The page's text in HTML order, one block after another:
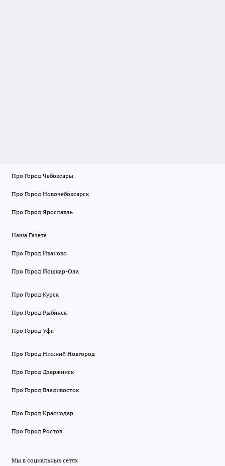
Про Город Чебоксары
Про Город Новочебоксарск
Про Город Ярославль
Наша Газета
Про Город Иваново
Про Город Йошкар-Ола
Про Город Курск
Про Город Рыбинск
Про Город Уфа
Про Город Нижний Новгород
Про Город Дзержинск
Про Город Владивосток
Про Город Краснодар
Про Город Ростов
Мы в социальных сетях